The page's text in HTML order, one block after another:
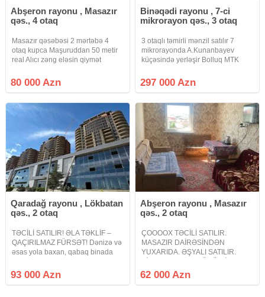
Abşeron rayonu , Masazır
qəs., 4 otaq
Masazır qəsəbəsi 2 mərtəbə 4
otaq kupca Maşuruddan 50 metir
real Alıcı zəng eləsin qiymət
80 000 Azn
Binəqədi rayonu , 7-ci
mikrorayon qəs., 3 otaq
3 otaqlı təmirli mənzil satılır 7
mikrorayonda A.Kunanbayev
küçəsində yerləşir Bolluq MTK
dolu 297 min manat
297 000 Azn
Qaradağ rayonu , Lökbatan
qəs., 2 otaq
TƏCİLİ SATILIR! ƏLA TƏKLİF –
QAÇIRILMAZ FÜRSƏT! Dənizə və
əsas yola baxan, qabaq binada
Bölməsinin yanında yerləşən
Premium yaşayış kompleksi –
93 000 Azn
Abşeron rayonu , Masazır
qəs., 2 otaq
ÇOOOOX TƏCİLİ SATILIR.
MASAZIR DAİRƏSİNDƏN
YUXARIDA. ƏŞYALI SATILIR.
TƏKLİF. Masazır dairəsindən
yuxarıda yeni tikili binada
62 000 Azn